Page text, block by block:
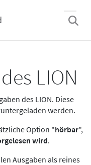
LION
des LION. Diese
werden.
Option "hörbar",
wird.
Ausgaben als reines